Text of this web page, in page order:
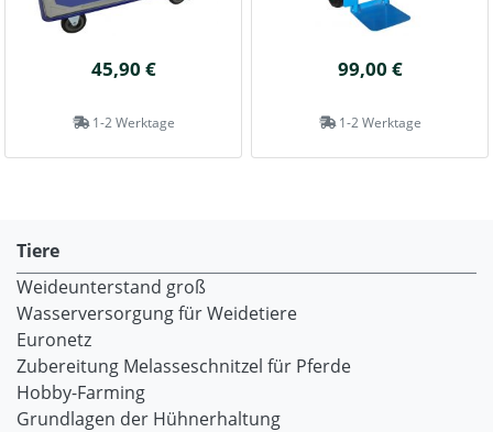
45,90 €
1-2 Werktage
99,00 €
1-2 Werktage
Tiere
Weideunterstand groß
Wasserversorgung für Weidetiere
Euronetz
Zubereitung Melasseschnitzel für Pferde
Hobby-Farming
Grundlagen der Hühnerhaltung